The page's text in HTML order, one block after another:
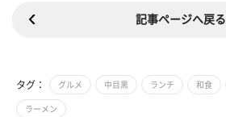
記事ページへ戻る
タグ： グルメ 中目黒 ランチ 和食
ラーメン